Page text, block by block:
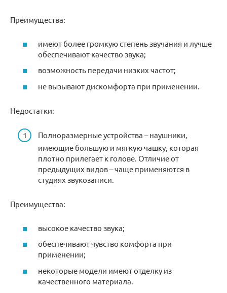
Преимущества:
имеют более громкую степень звучания и лучше
обеспечивают качество звука;
возможность передачи низких частот;
не вызывают дискомфорта при применении.
Недостатки:
Полноразмерные устройства – наушники,
имеющие большую и мягкую чашку, которая
плотно прилегает к голове. Отличие от
предыдущих видов – чаще применяются в
студиях звукозаписи.
Преимущества:
высокое качество звука;
обеспечивают чувство комфорта при
применении;
некоторые модели имеют отделку из
качественного материала.